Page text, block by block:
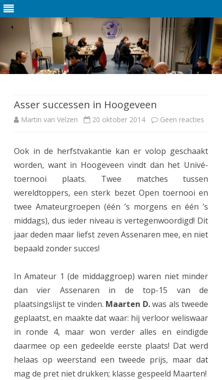
de
inhoud
Asser successen in Hoogeveen
Martin van Velzen 20 oktober 2014 Geen reacties
A
s
e
r
c
c
s
s
e
Ook in de herfstvakantie kan er volop geschaakt
worden, want in Hoogeveen vindt dan het Univé-
toernooi plaats. Twee matches tussen
wereldtoppers, een sterk bezet Open toernooi en
twee Amateurgroepen (één ’s morgens en één ’s
middags), dus ieder niveau is vertegenwoordigd! Dit
jaar deden maar liefst zeven Assenaren mee, en niet
bepaald zonder succes!
In Amateur 1 (de middaggroep) waren niet minder
dan vier Assenaren in de top-15 van de
plaatsingslijst te vinden. Maarten D.was als tweede
geplaatst, en maakte dat waar: hij verloor weliswaar
in ronde 4, maar won verder alles en eindigde
daarmee op een gedeelde eerste plaats! Dat werd
helaas op weerstand een tweede prijs, maar dat
mag de pret niet drukken; klasse gespeeld Maarten!